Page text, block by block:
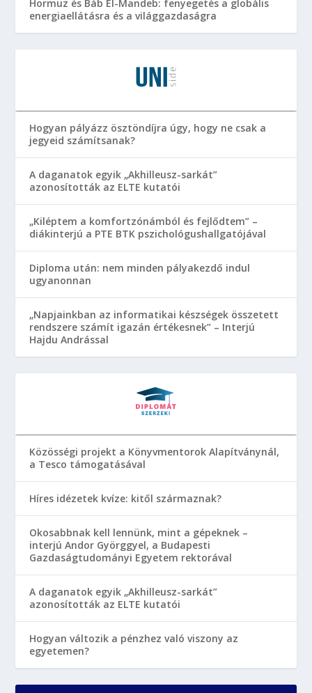
Hormuz és Báb El-Mandeb: fenyegetés a globális
energiaellátásra és a világgazdaságra
Hogyan pályázz ösztöndíjra úgy, hogy ne csak a
jegyeid számítsanak?
A daganatok egyik „Akhilleusz-sarkát”
azonosították az ELTE kutatói
„Kiléptem a komfortzónámból és fejlődtem” –
diákinterjú a PTE BTK pszichológushallgatójával
Diploma után: nem minden pályakezdő indul
ugyanonnan
„Napjainkban az informatikai készségek összetett
rendszere számít igazán értékesnek” – Interjú
Hajdu Andrással
Közösségi projekt a Könyvmentorok Alapítványnál,
a Tesco támogatásával
Híres idézetek kvíze: kitől származnak?
Okosabbnak kell lennünk, mint a gépeknek –
interjú Andor Györggyel, a Budapesti
Gazdaságtudományi Egyetem rektorával
A daganatok egyik „Akhilleusz-sarkát”
azonosították az ELTE kutatói
Hogyan változik a pénzhez való viszony az
egyetemen?